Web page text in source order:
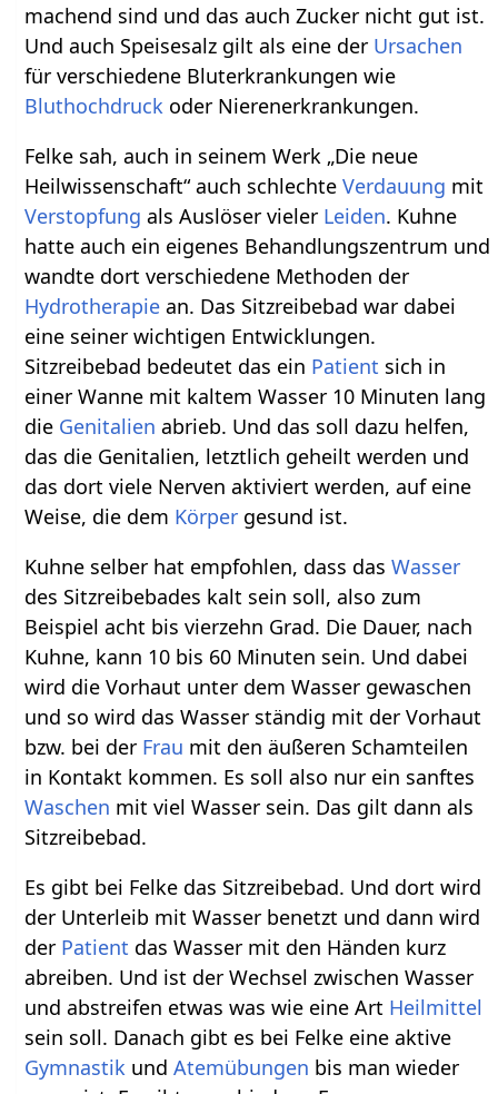
machend sind und das auch Zucker nicht gut ist.
Und auch Speisesalz gilt als eine der Ursachen
für verschiedene Bluterkrankungen wie
Bluthochdruck oder Nierenerkrankungen.
Felke sah, auch in seinem Werk „Die neue
Heilwissenschaft“ auch schlechteVerdauung mit
Verstopfung als Auslöser vieler Leiden. Kuhne
hatte auch ein eigenes Behandlungszentrum und
wandte dort verschiedene Methoden der
Hydrotherapie an. Das Sitzreibebad war dabei
eine seiner wichtigen Entwicklungen.
Sitzreibebad bedeutet das ein Patient sich in
einer Wanne mit kaltem Wasser 10 Minuten lang
die Genitalien abrieb. Und das soll dazu helfen,
das die Genitalien, letztlich geheilt werden und
das dort viele Nerven aktiviert werden, auf eine
Weise, die dem Körper gesund ist.
Kuhne selber hat empfohlen, dass dasWasser
des Sitzreibebades kalt sein soll, also zum
Beispiel acht bis vierzehn Grad. Die Dauer, nach
Kuhne, kann 10 bis 60 Minuten sein. Und dabei
wird die Vorhaut unter dem Wasser gewaschen
und so wird das Wasser ständig mit der Vorhaut
bzw. bei der Frau mit den äußeren Schamteilen
in Kontakt kommen. Es soll also nur ein sanftes
Waschen mit viel Wasser sein. Das gilt dann als
Sitzreibebad.
Es gibt bei Felke das Sitzreibebad. Und dort wird
der Unterleib mit Wasser benetzt und dann wird
der Patient das Wasser mit den Händen kurz
abreiben. Und ist der Wechsel zwischen Wasser
und abstreifen etwas was wie eine Art Heilmittel
sein soll. Danach gibt es bei Felke eine aktive
Gymnastik undAtemübungen bis man wieder